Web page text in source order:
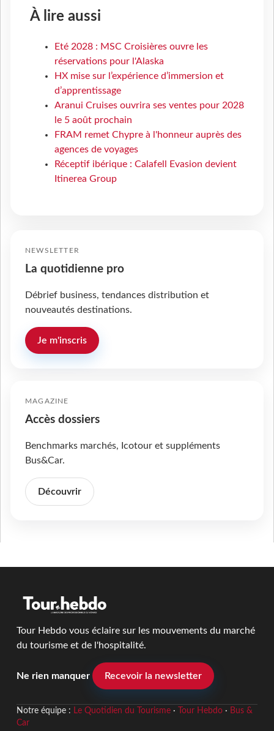
À lire aussi
Eté 2028 : MSC Croisières ouvre les
réservations pour l'Alaska
HX mise sur l’expérience d’immersion et
d’apprentissage
Aranui Cruises ouvrira ses ventes pour 2028
le 5 août prochain
FRAM remet Chypre à l'honneur auprès des
agences de voyages
Réceptif ibérique : Calafell Evasion devient
Itinerea Group
NEWSLETTER
La quotidienne pro
Débrief business, tendances distribution et
nouveautés destinations.
Je m'inscris
MAGAZINE
Accès dossiers
Benchmarks marchés, Icotour et suppléments
Bus&Car.
Découvrir
Tour Hebdo vous éclaire sur les mouvements du marché
du tourisme et de l'hospitalité.
Ne rien manquer Recevoir la newsletter
Notre équipe : Le Quotidien du Tourisme· Tour Hebdo· Bus &
Car